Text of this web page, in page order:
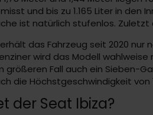
und bis zu 1.165 Liter in
ist natürlich stufenlos.
das Fahrzeug seit 2020
wird das Modell
größeren Fall auch ein Sieben-
die Höchstgeschwindigkeit
der Seat Ibiza?